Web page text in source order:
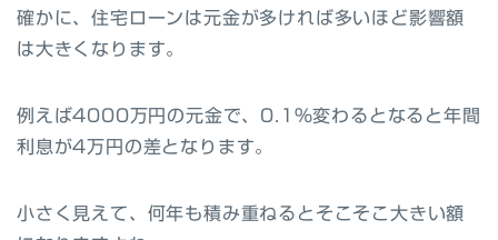
確かに、住宅ローンは元金が多ければ多いほど影響額
は大きくなります。
例えば4000万円の元金で、0.1％変わるとなると年間
利息が4万円の差となります。
小さく見えて、何年も積み重ねるとそこそこ大きい額